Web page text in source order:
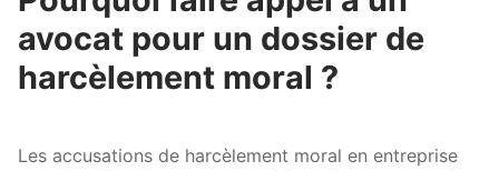
avocat pour un dossier de
harcèlement moral ?
Les accusations de harcèlement moral en entreprise